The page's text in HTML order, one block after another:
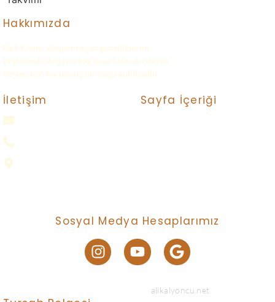
Hakkımızda
Gök Kamp, doğanın eşsiz güzelliklerini
keşfetmek, doğayla baş başa kalmak isteyen
herkes için kurulmuş bir doğa kulübüdür.
İletişim Sayfa İçeriği
Sosyal Medya Hesaplarımız
alikalyoncu.net